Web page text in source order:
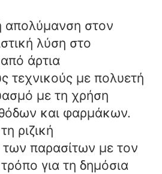
απολύμανση στον
λύση στο
άρτια
τεχνικούς με πολυετή
με τη χρήση
και φαρμάκων.
ριζική
παρασίτων με τον
για τη δημόσια